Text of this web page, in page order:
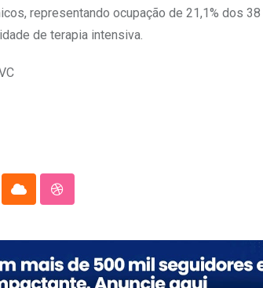
representando ocupação de 21,1% dos
de terapia intensiva.
Cloud StumbleUpon